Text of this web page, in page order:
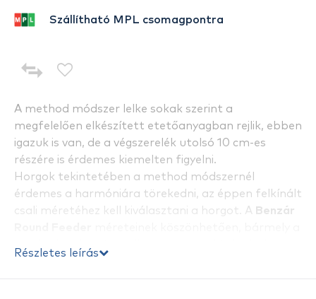
A method módszer lelke sokak szerint a
megfelelően elkészített etetőanyagban rejlik, ebben
igazuk is van, de a végszerelék utolsó 10 cm-es
részére is érdemes kiemelten figyelni.
Horgok tekintetében a method módszernél
érdemes a harmóniára törekedni, az éppen felkínált
csali méretéhez kell kiválasztani a horgot. A Benzár
Részletes leírás
Szállítható MPL csomagpontra